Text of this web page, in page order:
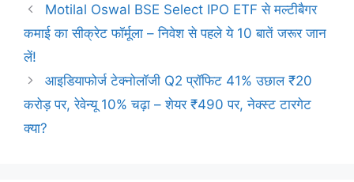
Motilal Oswal BSE Select IPO ETF से मल्टीबैगर
कमाई का सीक्रेट फॉर्मूला – निवेश से पहले ये 10 बातें जरूर जान
लें!
आइडियाफोर्ज टेक्नोलॉजी Q2 प्रॉफिट 41% उछाल ₹20
करोड़ पर, रेवेन्यू 10% चढ़ा – शेयर ₹490 पर, नेक्स्ट टारगेट
क्या?